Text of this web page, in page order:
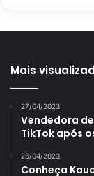
Mais
27/04/2023
Vendedora
TikTok após
26/04/2023
Conheça